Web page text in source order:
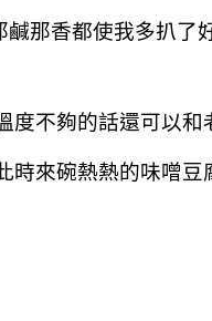
那香都使我多扒了
不夠的話還可以和
來碗熱熱的味噌豆